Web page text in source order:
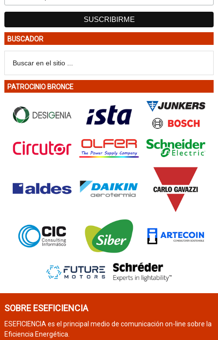
BUSCADOR
PATROCINIO BRONCE
SOBRE ESEFICIENCIA
ESEFICIENCIA es el principal medio de comunicación on-line sobre la
Eficiencia Energética.